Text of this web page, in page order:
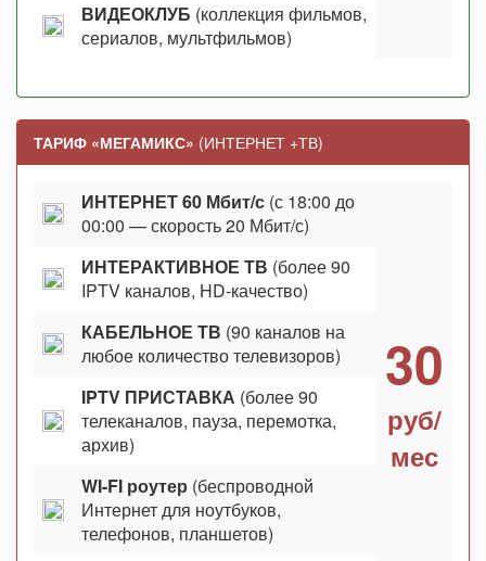
ВИДЕОКЛУБ (коллекция фильмов,
сериалов, мультфильмов)
ТАРИФ «МЕГАМИКС» (ИНТЕРНЕТ +ТВ)
ИНТЕРНЕТ 60 Мбит/с (с 18:00 до
00:00 — скорость 20 Мбит/с)
30
руб/
мес
ИНТЕРАКТИВНОЕ ТВ (более 90
IPTV каналов, HD-качество)
КАБЕЛЬНОЕ ТВ (90 каналов на
любое количество телевизоров)
IPTV ПРИСТАВКА (более 90
телеканалов, пауза, перемотка,
архив)
WI-FI роутер (беспроводной
Интернет для ноутбуков,
телефонов, планшетов)